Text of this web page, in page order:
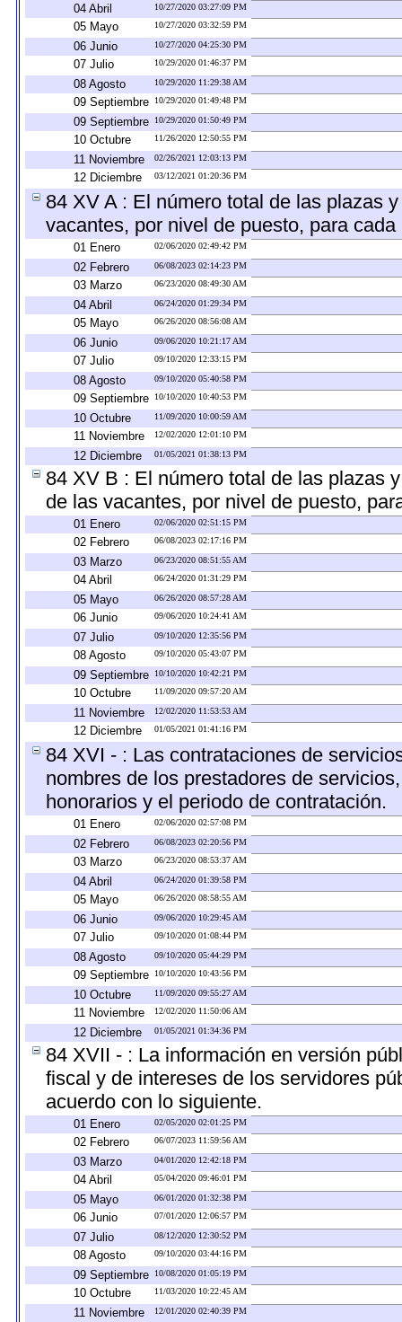
04 Abril 10/27/2020 03:27:09 PM
05 Mayo 10/27/2020 03:32:59 PM
06 Junio 10/27/2020 04:25:30 PM
07 Julio 10/29/2020 01:46:37 PM
08 Agosto 10/29/2020 11:29:38 AM
09 Septiembre 10/29/2020 01:49:48 PM
09 Septiembre 10/29/2020 01:50:49 PM
10 Octubre 11/26/2020 12:50:55 PM
11 Noviembre 02/26/2021 12:03:13 PM
12 Diciembre 03/12/2021 01:20:36 PM
84 XV A : El número total de las plazas
vacantes, por nivel de puesto, para
01 Enero 02/06/2020 02:49:42 PM
02 Febrero 06/08/2023 02:14:23 PM
03 Marzo 06/23/2020 08:49:30 AM
04 Abril 06/24/2020 01:29:34 PM
05 Mayo 06/26/2020 08:56:08 AM
06 Junio 09/06/2020 10:21:17 AM
07 Julio 09/10/2020 12:33:15 PM
08 Agosto 09/10/2020 05:40:58 PM
09 Septiembre 10/10/2020 10:40:53 PM
10 Octubre 11/09/2020 10:00:59 AM
11 Noviembre 12/02/2020 12:01:10 PM
12 Diciembre 01/05/2021 01:38:13 PM
84 XV B : El número total de las plazas
de las vacantes, por nivel de puesto,
01 Enero 02/06/2020 02:51:15 PM
02 Febrero 06/08/2023 02:17:16 PM
03 Marzo 06/23/2020 08:51:55 AM
04 Abril 06/24/2020 01:31:29 PM
05 Mayo 06/26/2020 08:57:28 AM
06 Junio 09/06/2020 10:24:41 AM
07 Julio 09/10/2020 12:35:56 PM
08 Agosto 09/10/2020 05:43:07 PM
09 Septiembre 10/10/2020 10:42:21 PM
10 Octubre 11/09/2020 09:57:20 AM
11 Noviembre 12/02/2020 11:53:53 AM
12 Diciembre 01/05/2021 01:41:16 PM
84 XVI - : Las contrataciones de
nombres de los prestadores de
honorarios y el periodo de contratación.
01 Enero 02/06/2020 02:57:08 PM
02 Febrero 06/08/2023 02:20:56 PM
03 Marzo 06/23/2020 08:53:37 AM
04 Abril 06/24/2020 01:39:58 PM
05 Mayo 06/26/2020 08:58:55 AM
06 Junio 09/06/2020 10:29:45 AM
07 Julio 09/10/2020 01:08:44 PM
08 Agosto 09/10/2020 05:44:29 PM
09 Septiembre 10/10/2020 10:43:56 PM
10 Octubre 11/09/2020 09:55:27 AM
11 Noviembre 12/02/2020 11:50:06 AM
12 Diciembre 01/05/2021 01:34:36 PM
84 XVII - : La información en versión
fiscal y de intereses de los servidores
acuerdo con lo siguiente.
01 Enero 02/05/2020 02:01:25 PM
02 Febrero 06/07/2023 11:59:56 AM
03 Marzo 04/01/2020 12:42:18 PM
04 Abril 05/04/2020 09:46:01 PM
05 Mayo 06/01/2020 01:32:38 PM
06 Junio 07/01/2020 12:06:57 PM
07 Julio 08/12/2020 12:30:52 PM
08 Agosto 09/10/2020 03:44:16 PM
09 Septiembre 10/08/2020 01:05:19 PM
10 Octubre 11/03/2020 10:22:45 AM
11 Noviembre 12/01/2020 02:40:39 PM